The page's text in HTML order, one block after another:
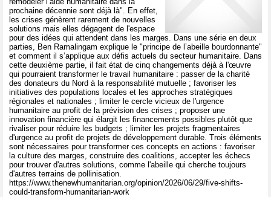
prochaine décennie sont déjà là". En effet,
les crises génèrent rarement de nouvelles
solutions mais elles dégagent de l'espace
pour des idées qui attendent dans les marges. Dans une série en deux
parties, Ben Ramalingam explique le "principe de l’abeille bourdonnante"
et comment il s’applique aux défis actuels du secteur humanitaire. Dans
cette deuxième partie, il fait état de cinq changements déjà à l'œuvre
qui pourraient transformer le travail humanitaire : passer de la charité
des donateurs du Nord à la responsabilité mutuelle ; favoriser les
initiatives des populations locales et les approches stratégiques
régionales et nationales ; limiter le cercle vicieux de l'urgence
humanitaire au profit de la prévision des crises ; proposer une
innovation financière qui élargit les financements possibles plutôt que
rivaliser pour réduire les budgets ; limiter les projets fragmentaires
d'urgence au profit de projets de développement durable. Trois éléments
sont nécessaires pour transformer ces concepts en actions : favoriser
la culture des marges, construire des coalitions, accepter les échecs
pour trouver d'autres solutions, comme l'abeille qui cherche toujours
d'autres terrains de pollinisation.
https://www.thenewhumanitarian.org/opinion/2026/06/29/five-shifts-
could-transform-humanitarian-work